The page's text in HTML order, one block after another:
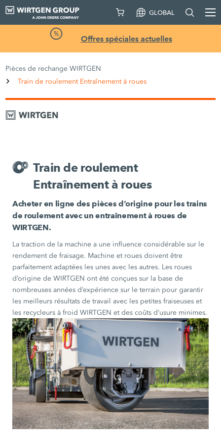
GLOBAL
Offres spéciales actuelles
Pièces de rechange WIRTGEN
Train de roulement Entraînement à roues
Train de roulement
Entraînement à roues
Acheter en ligne des pièces d’origine pour les trains
de roulement avec un entraînement à roues de
WIRTGEN.
La traction de la machine a une influence considérable sur le
rendement de fraisage. Machine et roues doivent être
parfaitement adaptées les unes avec les autres. Les roues
d’origine de WIRTGEN ont été conçues sur la base de
nombreuses années d’expérience sur le terrain pour garantir
les meilleurs résultats de travail avec les petites fraiseuses et
les recycleurs à froid WIRTGEN et des coûts d’usure minimes.